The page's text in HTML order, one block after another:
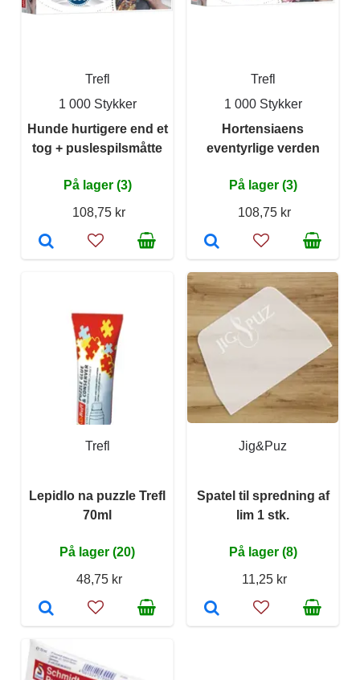
Trefl
1 000 Stykker
Hunde hurtigere end et
tog + puslespilsmåtte
På lager (3)
108,75 kr
Trefl
1 000 Stykker
Hortensiaens
eventyrlige verden
På lager (3)
108,75 kr
Trefl
Lepidlo na puzzle Trefl
70ml
På lager (20)
48,75 kr
Jig&Puz
Spatel til spredning af
lim 1 stk.
På lager (8)
11,25 kr